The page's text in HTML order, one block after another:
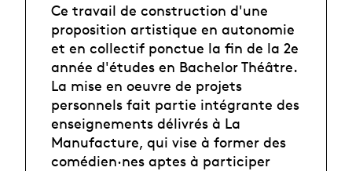
Ce travail de construction d'une
proposition artistique en autonomie
et en collectif ponctue la fin de la 2e
année d'études en Bachelor Théâtre.
La mise en oeuvre de projets
personnels fait partie intégrante des
enseignements délivrés à La
Manufacture, qui vise à former des
comédien·nes aptes à participer